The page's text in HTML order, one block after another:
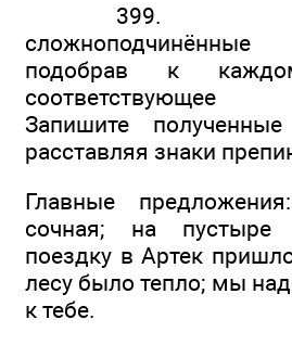
399.
сложноподчинённые
подобрав к
соответствующее
Запишите
расставляя знаки
Главные
сочная; на пустыре
поездку в Артек
лесу было тепло; мы
к тебе.